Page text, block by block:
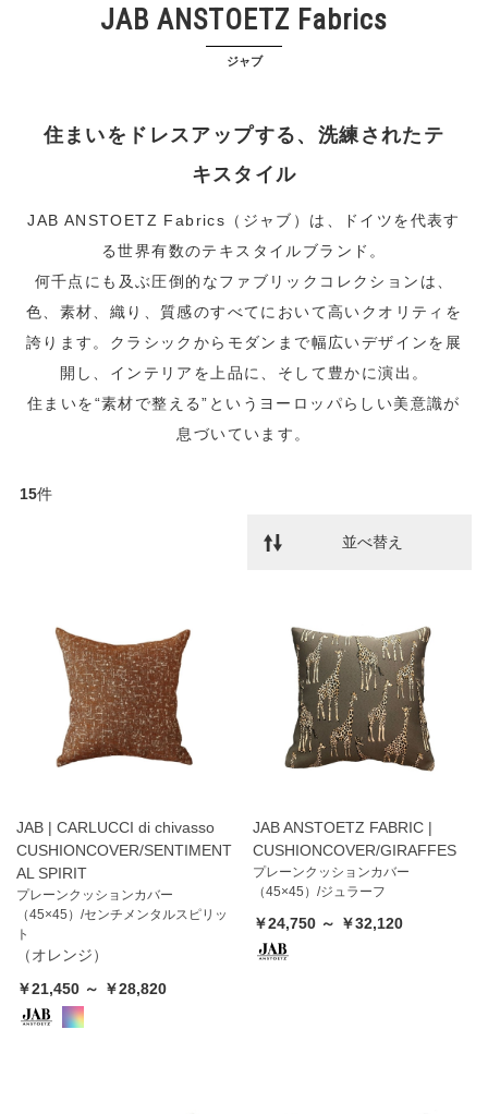
JAB ANSTOETZ Fabrics
ジャブ
住まいをドレスアップする、洗練されたテ
キスタイル
JAB ANSTOETZ Fabrics（ジャブ）は、ドイツを代表す
る世界有数のテキスタイルブランド。
何千点にも及ぶ圧倒的なファブリックコレクションは、
色、素材、織り、質感のすべてにおいて高いクオリティを
誇ります。クラシックからモダンまで幅広いデザインを展
開し、インテリアを上品に、そして豊かに演出。
住まいを“素材で整える”というヨーロッパらしい美意識が
息づいています。
15件
並べ替え
JAB | CARLUCCI di chivasso
CUSHIONCOVER/SENTIMENT
AL SPIRIT
プレーンクッションカバー
（45×45）/センチメンタルスピリッ
ト
（オレンジ）
￥21,450 ～ ￥28,820
JAB ANSTOETZ FABRIC |
CUSHIONCOVER/GIRAFFES
プレーンクッションカバー
（45×45）/ジュラーフ
￥24,750 ～ ￥32,120